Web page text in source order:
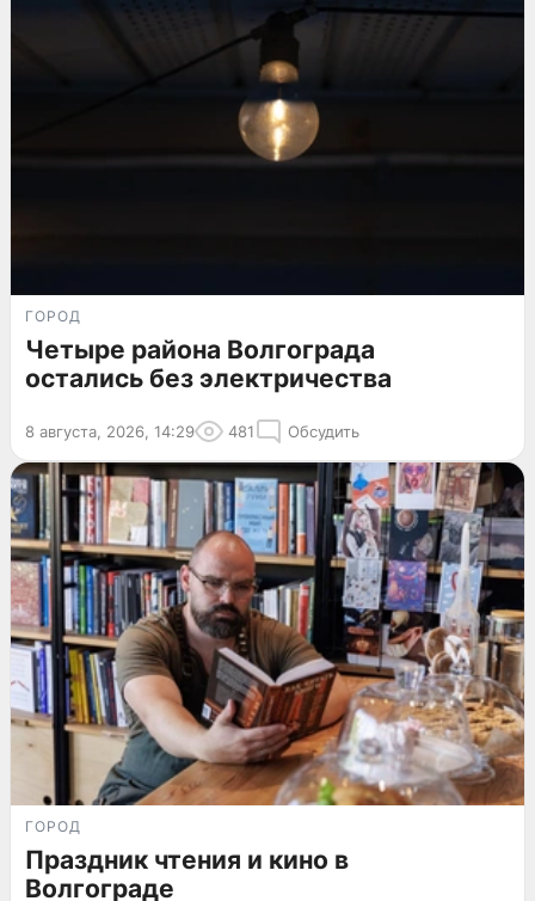
ГОРОД
Четыре района Волгограда
остались без электричества
8 августа, 2026, 14:29 481 Обсудить
ГОРОД
Праздник чтения и кино в
Волгограде